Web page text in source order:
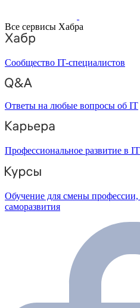
Все сервисы Хабра
Сообщество IT-специалистов
Ответы на любые вопросы об IT
Профессиональное развитие в IT
Обучение для смены профессии,
саморазвития